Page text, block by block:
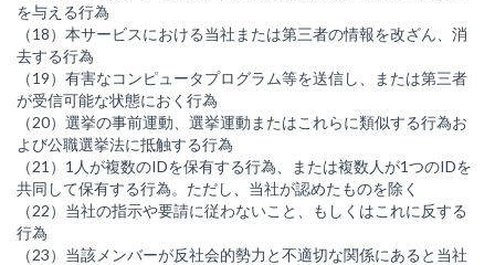
を与える行為
（18）本サービスにおける当社または第三者の情報を改ざん、消
去する行為
（19）有害なコンピュータプログラム等を送信し、または第三者
が受信可能な状態におく行為
（20）選挙の事前運動、選挙運動またはこれらに類似する行為お
よび公職選挙法に抵触する行為
（21）1人が複数のIDを保有する行為、または複数人が1つのIDを
共同して保有する行為。ただし、当社が認めたものを除く
（22）当社の指示や要請に従わないこと、もしくはこれに反する
行為
（23）当該メンバーが反社会的勢力と不適切な関係にあると当社